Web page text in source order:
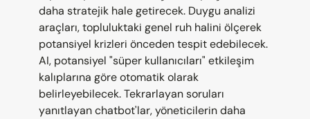
daha stratejik hale getirecek. Duygu analizi
araçları, topluluktaki genel ruh halini ölçerek
potansiyel krizleri önceden tespit edebilecek.
AI, potansiyel "süper kullanıcıları" etkileşim
kalıplarına göre otomatik olarak
belirleyebilecek. Tekrarlayan soruları
yanıtlayan chatbot'lar, yöneticilerin daha